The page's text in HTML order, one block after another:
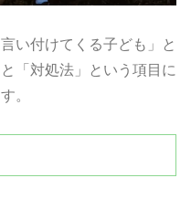
い付けてくる子ども」と
「対処法」という項目に
。